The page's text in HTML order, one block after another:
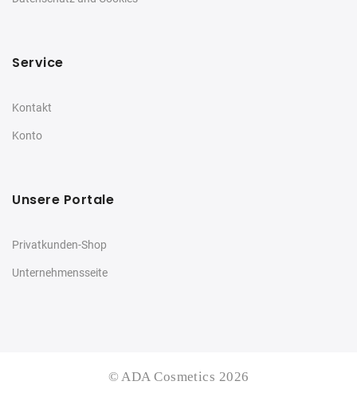
Service
Kontakt
Konto
Unsere Portale
Privatkunden-Shop
Unternehmensseite
© ADA Cosmetics 2026